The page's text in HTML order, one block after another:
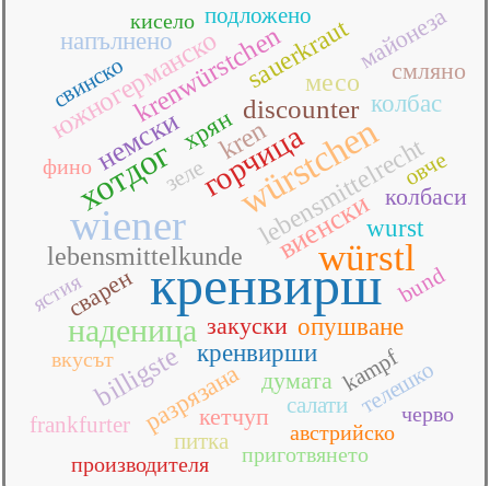
кренвирш
wiener
würstl
würstchen
хотдог
наденица
горчица
виенски
немски
billigste
discounter
kren
krenwürstchen
южногерманско
lebensmittelkunde
lebensmittelrecht
sauerkraut
месо
wurst
колбас
кренвирши
напълнено
опушване
разрязана
хрян
думата
закуски
кетчуп
колбаси
майонеза
сварен
смляно
bund
frankfurter
kampf
зеле овче
питка
подложено
салати
свинско
телешко
австрийско
вкусът
кисело
приготвянето
производителя
фино
черво
ястия